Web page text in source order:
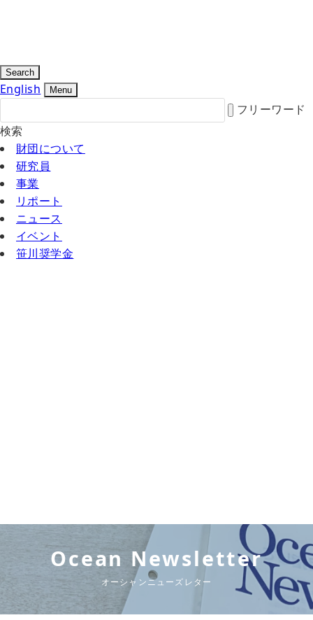
Search
English Menu
フリーワード
検索
財団について
研究員
事業
リポート
ニュース
イベント
笹川奨学金
Ocean Newsletter
オーシャンニューズレター